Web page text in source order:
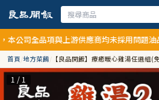
全品項與上游供應商均未採用問題油品，
首頁/地方菜餚/ 【良品開飯】療癒暖心雞湯任選組(
1 / 1